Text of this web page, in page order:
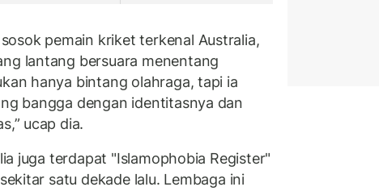
pemain kriket terkenal Australia,
lantang bersuara menentang
hanya bintang olahraga, tapi ia
bangga dengan identitasnya dan
ucap dia.
juga terdapat "Islamophobia Register"
satu dekade lalu. Lembaga ini